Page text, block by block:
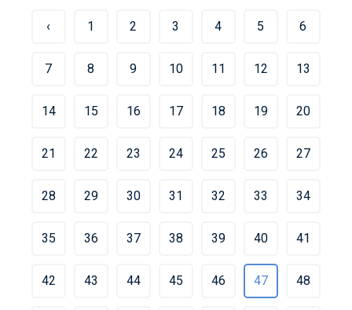
‹ 1 2 3 4 5 6
7 8 9 10 11 12 13
14 15 16 17 18 19 20
21 22 23 24 25 26 27
28 29 30 31 32 33 34
35 36 37 38 39 40 41
42 43 44 45 46 47 48